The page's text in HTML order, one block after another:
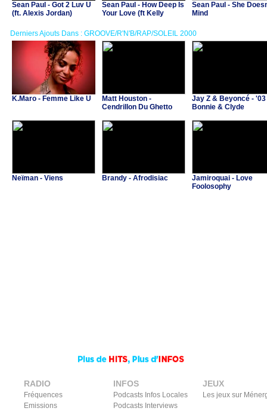
Sean Paul - Got 2 Luv U
(ft. Alexis Jordan)
Sean Paul - How Deep Is
Your Love (ft Kelly
Sean Paul - She
Mind
Derniers Ajouts Dans : GROOVE/R'N'B/RAP/SOLEIL 2000
K.Maro - Femme Like U
Matt Houston -
Cendrillon Du Ghetto
Jay Z & Beyoncé - '03
Bonnie & Clyde
Neïman - Viens Brandy - Afrodisiac
Jamiroquai - Love
Foolosophy
RADIO
Fréquences
Emissions
INFOS
Podcasts Infos Locales
Podcasts Interviews
JEUX
Les jeux sur